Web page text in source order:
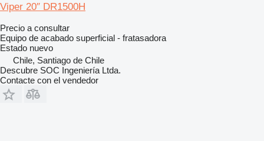
Viper 20″ DR1500H
Precio a consultar
Equipo de acabado superficial - fratasadora
Estado nuevo
Chile, Santiago de Chile
Descubre SOC Ingeniería Ltda.
Contacte con el vendedor